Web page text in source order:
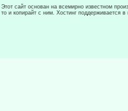
Этот сайт основан на всемирно известном
то и копирайт с ним. Хостинг поддерживается